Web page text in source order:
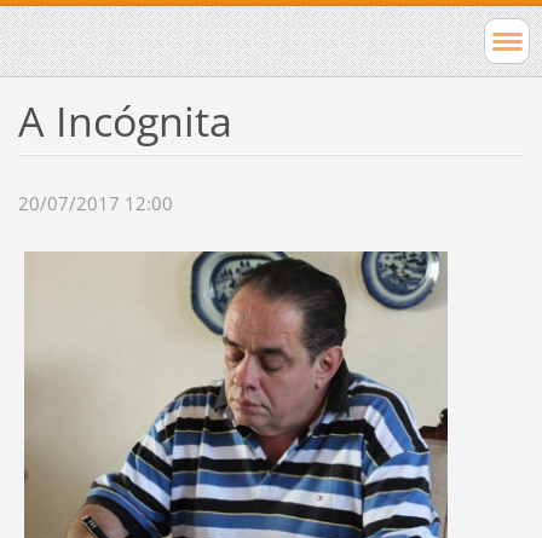
A Incógnita
20/07/2017 12:00